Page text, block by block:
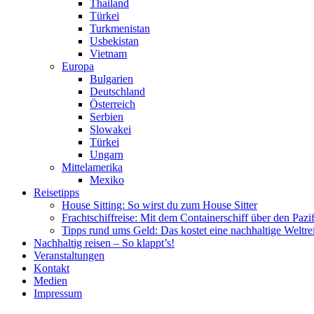
Thailand
Türkei
Turkmenistan
Usbekistan
Vietnam
Europa
Bulgarien
Deutschland
Österreich
Serbien
Slowakei
Türkei
Ungarn
Mittelamerika
Mexiko
Reisetipps
House Sitting: So wirst du zum House Sitter
Frachtschiffreise: Mit dem Containerschiff über den
Tipps rund ums Geld: Das kostet eine nachhaltige
Nachhaltig reisen – So klappt’s!
Veranstaltungen
Kontakt
Medien
Impressum